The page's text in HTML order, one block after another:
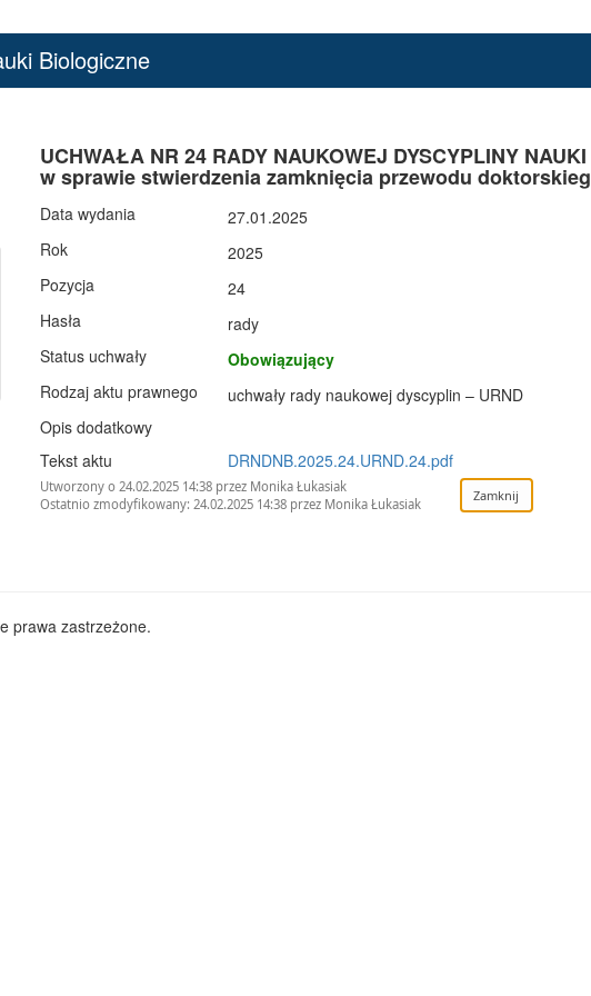
Biologiczne
UCHWAŁA NR 24 RADY NAUKOWEJ DYSCYPLINY
w sprawie stwierdzenia zamknięcia przewodu
Data wydania
27.01.2025
Rok
2025
Pozycja
24
Hasła
rady
Status uchwały
Obowiązujący
Rodzaj aktu prawnego
uchwały rady naukowej dyscyplin – URND
Opis dodatkowy
Tekst aktu
DRNDNB.2025.24.URND.24.pdf
Utworzony o 24.02.2025 14:38 przez Monika Łukasiak
Ostatnio zmodyfikowany: 24.02.2025 14:38 przez Monika Łukasiak
prawa zastrzeżone.